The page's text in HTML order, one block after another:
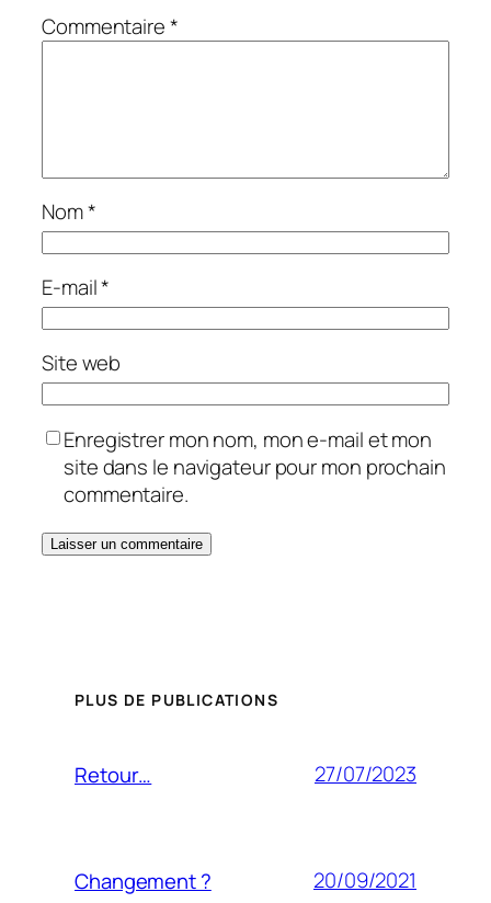
Commentaire*
Nom*
E-mail*
Site web
Enregistrer mon nom, mon e-mail et mon
site dans le navigateur pour mon prochain
commentaire.
PLUS DE PUBLICATIONS
Retour… 27/07/2023
Changement ? 20/09/2021